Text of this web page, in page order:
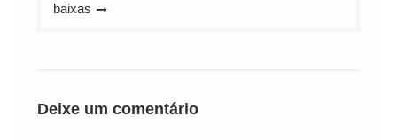
baixas
Deixe um comentário